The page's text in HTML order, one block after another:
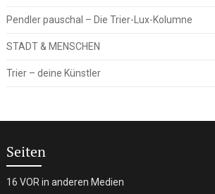
Pendler pauschal – Die Trier-Lux-Kolumne
STADT & MENSCHEN
Trier – deine Künstler
Seiten
16 VOR in anderen Medien